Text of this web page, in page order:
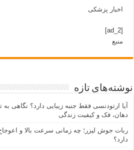
اخبار پزشکی
[ad_2]
منبع
نوشته‌های تازه
آیا ارتودنسی فقط جنبه زیبایی دارد؟ نگاهی
دهان، فک و کیفیت زندگی
ربات جوش لیزر؛ چه زمانی سرعت بالا و
دارد؟